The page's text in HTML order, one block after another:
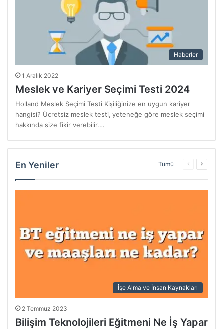
Haberler
1 Aralık 2022
Meslek ve Kariyer Seçimi Testi 2024
Holland Meslek Seçimi Testi Kişiliğinize en uygun kariyer
hangisi? Ücretsiz meslek testi, yeteneğe göre meslek seçimi
hakkında size fikir verebilir.…
En Yeniler Tümü
ÖncekiSonraki
İşe Alma ve İnsan Kaynakları
2 Temmuz 2023
Bilişim Teknolojileri Eğitmeni Ne İş Yapar